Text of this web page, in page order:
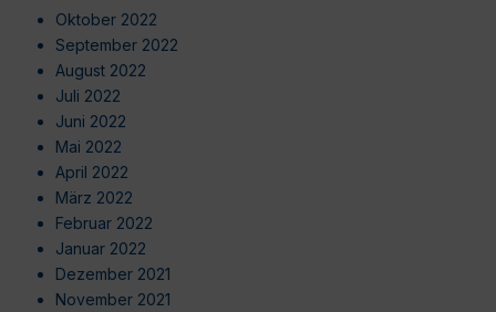
Oktober 2022
September 2022
August 2022
Juli 2022
Juni 2022
Mai 2022
April 2022
März 2022
Februar 2022
Januar 2022
Dezember 2021
November 2021